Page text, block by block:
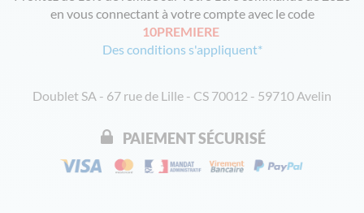
en vous connectant à votre compte avec le code
10PREMIERE
Des conditions s'appliquent*
Doublet SA - 67 rue de Lille - CS 70012 - 59710 Avelin
PAIEMENT SÉCURISÉ